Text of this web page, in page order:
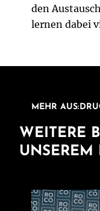
den
lernen dabei
MEHR
WEITERE
UNSEREM